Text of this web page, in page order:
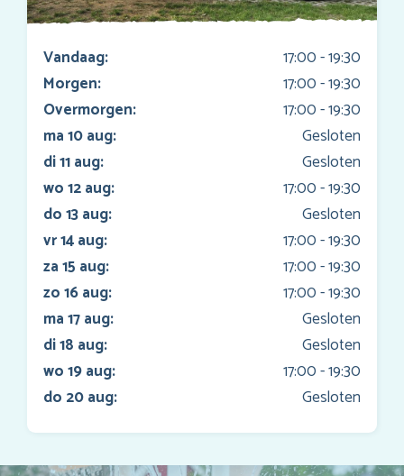
Vandaag:
17:00 - 19:30
Morgen:
17:00 - 19:30
Overmorgen:
17:00 - 19:30
ma 10 aug:
Gesloten
di 11 aug:
Gesloten
wo 12 aug:
17:00 - 19:30
do 13 aug:
Gesloten
vr 14 aug:
17:00 - 19:30
za 15 aug:
17:00 - 19:30
zo 16 aug:
17:00 - 19:30
ma 17 aug:
Gesloten
di 18 aug:
Gesloten
wo 19 aug:
17:00 - 19:30
do 20 aug:
Gesloten